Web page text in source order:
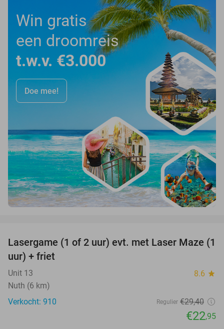
Win gratis
een droomreis
t.w.v. €3.000
Doe mee!
22%
Lasergame (1 of 2 uur) evt. met Laser Maze (1
uur) + friet
Unit 13 8.6 star
Nuth (6 km)
Verkocht: 910
Regulier €29,40
€22,95